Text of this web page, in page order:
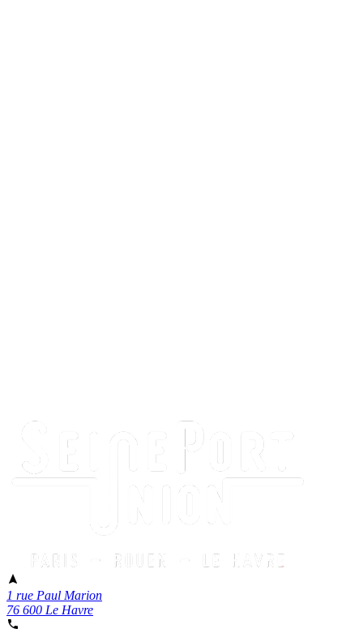
1 rue Paul Marion
76 600 Le Havre